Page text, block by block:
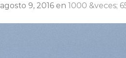
agosto 9, 2016 en 1000 &veces;